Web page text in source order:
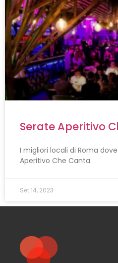
Serate Aperitivo
I migliori locali di Roma
Aperitivo Che Canta.
Set 14, 2023